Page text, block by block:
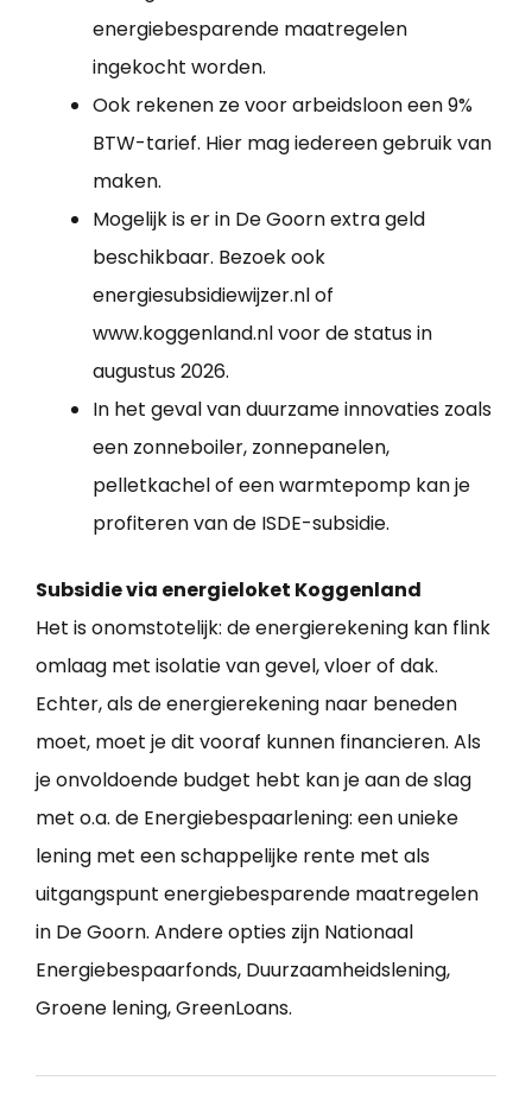
energiebesparende maatregelen
ingekocht worden.
Ook rekenen ze voor arbeidsloon een 9%
BTW-tarief. Hier mag iedereen gebruik van
maken.
Mogelijk is er in De Goorn extra geld
beschikbaar. Bezoek ook
energiesubsidiewijzer.nl of
www.koggenland.nl voor de status in
augustus 2026.
In het geval van duurzame innovaties zoals
een zonneboiler, zonnepanelen,
pelletkachel of een warmtepomp kan je
profiteren van de ISDE-subsidie.
Subsidie via energieloket Koggenland
Het is onomstotelijk: de energierekening kan flink
omlaag met isolatie van gevel, vloer of dak.
Echter, als de energierekening naar beneden
moet, moet je dit vooraf kunnen financieren. Als
je onvoldoende budget hebt kan je aan de slag
met o.a. de Energiebespaarlening: een unieke
lening met een schappelijke rente met als
uitgangspunt energiebesparende maatregelen
in De Goorn. Andere opties zijn Nationaal
Energiebespaarfonds, Duurzaamheidslening,
Groene lening, GreenLoans.